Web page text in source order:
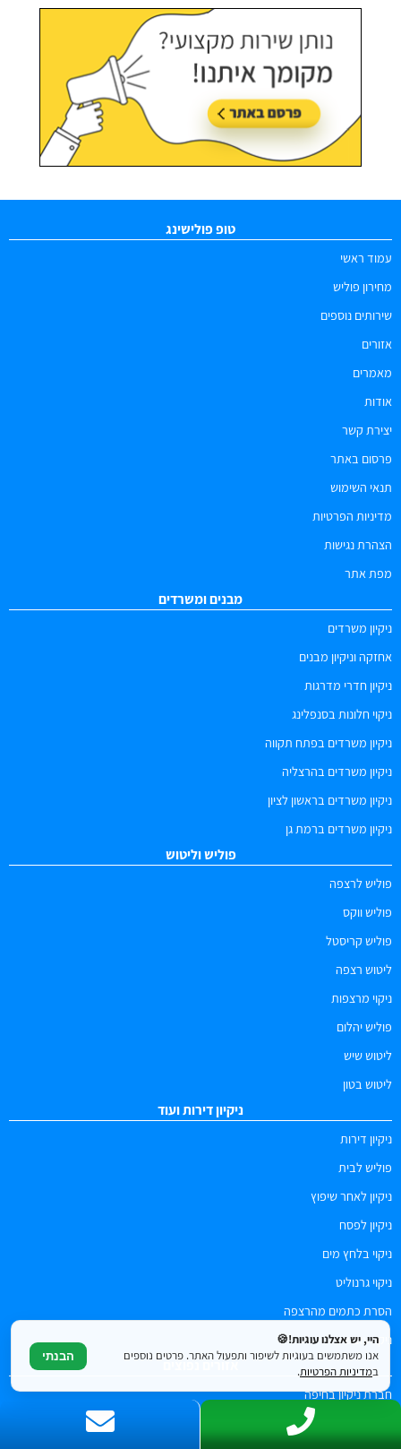
טופ פולישינג
עמוד ראשי
מחירון פוליש
שירותים נוספים
אזורים
מאמרים
אודות
יצירת קשר
פרסום באתר
תנאי השימוש
מדיניות הפרטיות
הצהרת נגישות
מפת אתר
מבנים ומשרדים
ניקיון משרדים
אחזקה וניקיון מבנים
ניקיון חדרי מדרגות
ניקוי חלונות בסנפלינג
ניקיון משרדים בפתח תקווה
ניקיון משרדים בהרצליה
ניקיון משרדים בראשון לציון
ניקיון משרדים ברמת גן
פוליש וליטוש
פוליש לרצפה
פוליש ווקס
פוליש קריסטל
ליטוש רצפה
ניקוי מרצפות
פוליש יהלום
ליטוש שיש
ליטוש בטון
ניקיון דירות ועוד
ניקיון דירות
פוליש לבית
ניקיון לאחר שיפוץ
ניקיון לפסח
ניקוי בלחץ מים
ניקוי גרנוליט
הסרת כתמים מהרצפה
ניקוי עובש
אזורים נפוצים
חברת ניקיון בחיפה
חברת ניקיון בתל אביב
היי, יש אצלנו עוגיות!🍪
אנו משתמשים בעוגיות לשיפור ותפעול האתר. פרטים נוספים
במדיניות הפרטיות.
הבנתי